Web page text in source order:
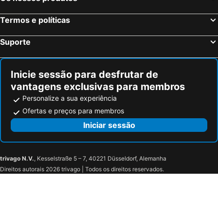
Montmagny, bed and breakfasts
Saint-Ursanne, bed and breakfasts
Mont-Crosin, bed and breakfasts
Gerlafingen, bed and breakfasts
Termos e políticas
Suporte
Inicie sessão para desfrutar de
vantagens exclusivas para membros
Personalize a sua experiência
Ofertas e preços para membros
Iniciar sessão
trivago N.V., Kesselstraße 5 – 7, 40221 Düsseldorf, Alemanha
Direitos autorais 2026 trivago | Todos os direitos reservados.